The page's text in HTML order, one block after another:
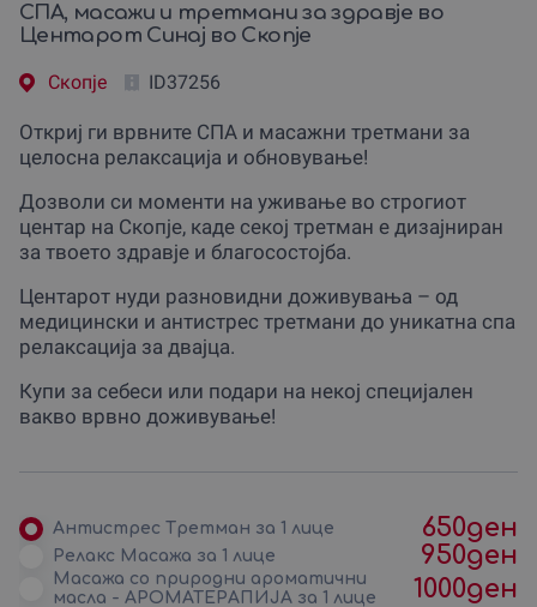
СПА, масажи и третмани за здравjе во
Центарот Синај во Скопjе
Скопjе ID37256
Откриј ги врвните СПА и масажни третмани за
целосна релаксација и обновување!
Дозволи си моменти на уживање во строгиот
центар на Скопје, каде секој третман е дизајниран
за твоето здравје и благосостојба.
Центарот нуди разновидни доживувања – од
медицински и антистрес третмани до уникатна спа
релаксација за двајца.
Купи за себеси или подари на некој специјален
вакво врвно доживување!
Антистрес Третман за 1 лице 650ден
Релакс Масажа за 1 лице 950ден
Масажа со природни ароматични
масла - АРОМАТЕРАПИЈА за 1 лице
1000ден